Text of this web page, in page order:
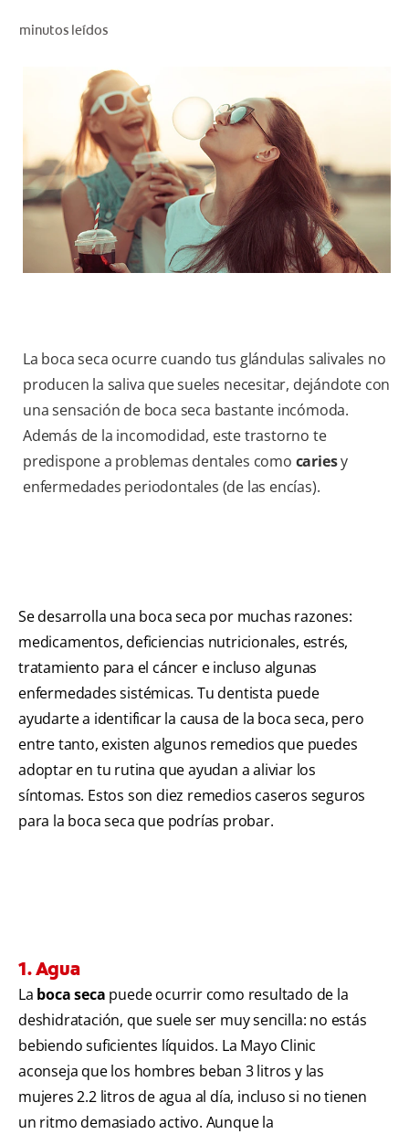
PROMOCIONES
SV (ES)
SUSCRÍBASE
minutos leídos
La boca seca ocurre cuando tus glándulas salivales no
producen la saliva que sueles necesitar, dejándote con
una sensación de boca seca bastante incómoda.
Además de la incomodidad, este trastorno te
predispone a problemas dentales como cariesy
enfermedades periodontales (de las encías).
Se desarrolla una boca seca por muchas razones:
medicamentos, deficiencias nutricionales, estrés,
tratamiento para el cáncer e incluso algunas
enfermedades sistémicas. Tu dentista puede
ayudarte a identificar la causa de la boca seca, pero
entre tanto, existen algunos remedios que puedes
adoptar en tu rutina que ayudan a aliviar los
síntomas. Estos son diez remedios caseros seguros
para la boca seca que podrías probar.
1. Agua
La boca seca puede ocurrir como resultado de la
deshidratación, que suele ser muy sencilla: no estás
bebiendo suficientes líquidos. La Mayo Clinic
aconseja que los hombres beban 3 litros y las
mujeres 2.2 litros de agua al día, incluso si no tienen
un ritmo demasiado activo. Aunque la